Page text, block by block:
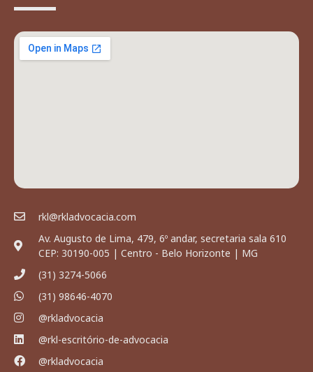
rkl@rkladvocacia.com
Av. Augusto de Lima, 479, 6º andar, secretaria sala 610
CEP: 30190-005 | Centro - Belo Horizonte | MG
(31) 3274-5066
(31) 98646-4070
@rkladvocacia
@rkl-escritório-de-advocacia
@rkladvocacia